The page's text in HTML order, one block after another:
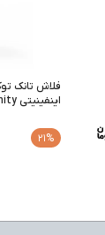
فلاش تانک
اینفینیتی Infinity
21%